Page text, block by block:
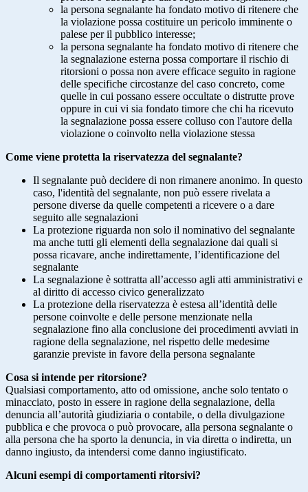
la persona segnalante ha fondato motivo di ritenere che
la violazione possa costituire un pericolo imminente o
palese per il pubblico interesse;
la persona segnalante ha fondato motivo di ritenere che
la segnalazione esterna possa comportare il rischio di
ritorsioni o possa non avere efficace seguito in ragione
delle specifiche circostanze del caso concreto, come
quelle in cui possano essere occultate o distrutte prove
oppure in cui vi sia fondato timore che chi ha ricevuto
la segnalazione possa essere colluso con l'autore della
violazione o coinvolto nella violazione stessa
Come viene protetta la riservatezza del segnalante?
Il segnalante può decidere di non rimanere anonimo. In questo
caso, l'identità del segnalante, non può essere rivelata a
persone diverse da quelle competenti a ricevere o a dare
seguito alle segnalazioni
La protezione riguarda non solo il nominativo del segnalante
ma anche tutti gli elementi della segnalazione dai quali si
possa ricavare, anche indirettamente, l’identificazione del
segnalante
La segnalazione è sottratta all’accesso agli atti amministrativi e
al diritto di accesso civico generalizzato
La protezione della riservatezza è estesa all’identità delle
persone coinvolte e delle persone menzionate nella
segnalazione fino alla conclusione dei procedimenti avviati in
ragione della segnalazione, nel rispetto delle medesime
garanzie previste in favore della persona segnalante
Cosa si intende per ritorsione?
Qualsiasi comportamento, atto od omissione, anche solo tentato o
minacciato, posto in essere in ragione della segnalazione, della
denuncia all’autorità giudiziaria o contabile, o della divulgazione
pubblica e che provoca o può provocare, alla persona segnalante o
alla persona che ha sporto la denuncia, in via diretta o indiretta, un
danno ingiusto, da intendersi come danno ingiustificato.
Alcuni esempi di comportamenti ritorsivi?